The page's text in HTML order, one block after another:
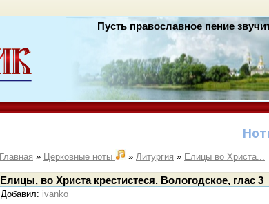
Пусть православное пение
Главная » Церковные ноты » Литургия » Елицы во Христа...
Елицы, во Христа крестистеся. Вологодское, глас 3
Добавил: ivanko